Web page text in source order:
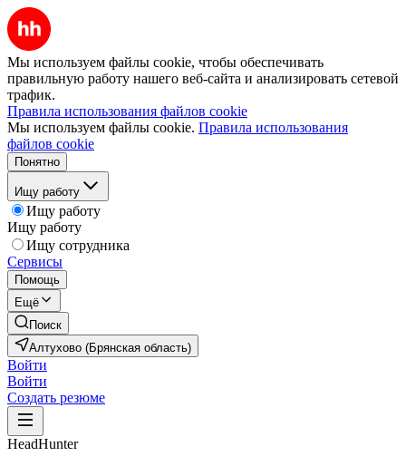
Мы используем файлы cookie, чтобы обеспечивать
правильную работу нашего веб-сайта и анализировать сетевой
трафик.
Правила использования файлов cookie
Мы используем файлы cookie. Правила использования
файлов cookie
Понятно
Ищу работу
Ищу работу
Ищу работу
Ищу сотрудника
Сервисы
Помощь
Ещё
Поиск
Алтухово (Брянская область)
Войти
Войти
Создать резюме
HeadHunter